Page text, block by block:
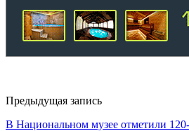
Предыдущая запись
В Национальном музее отметили